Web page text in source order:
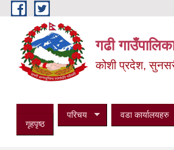
Skip to main content
गढी
कोशी प्रदेश,
गृहपृष्ठ
परिचय वडा कार्यालयहरु